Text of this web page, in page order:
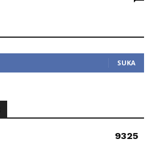
SUKA
9325